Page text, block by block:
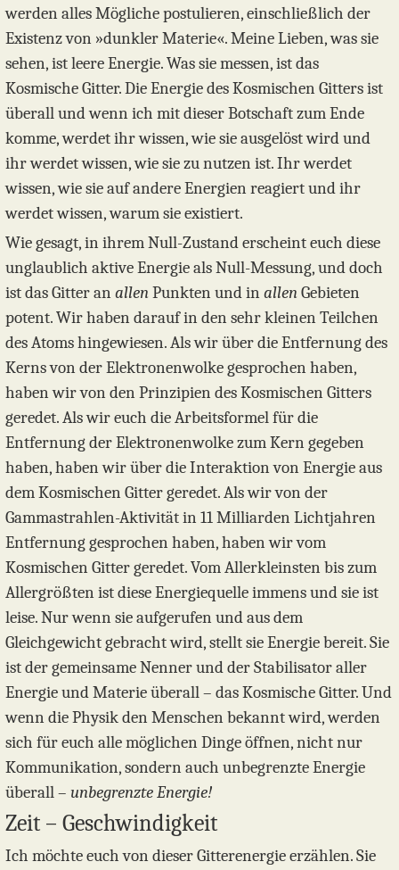
werden alles Mögliche postulieren, einschließlich der
Existenz von »dunkler Materie«. Meine Lieben, was sie
sehen, ist leere Energie. Was sie messen, ist das
Kosmische Gitter. Die Energie des Kosmischen Gitters ist
überall und wenn ich mit dieser Botschaft zum Ende
komme, werdet ihr wissen, wie sie ausgelöst wird und
ihr werdet wissen, wie sie zu nutzen ist. Ihr werdet
wissen, wie sie auf andere Energien reagiert und ihr
werdet wissen, warum sie existiert.
Wie gesagt, in ihrem Null-Zustand erscheint euch diese
unglaublich aktive Energie als Null-Messung, und doch
ist das Gitter anallenPunkten und inallenGebieten
potent. Wir haben darauf in den sehr kleinen Teilchen
des Atoms hingewiesen. Als wir über die Entfernung des
Kerns von der Elektronenwolke gesprochen haben,
haben wir von den Prinzipien des Kosmischen Gitters
geredet. Als wir euch die Arbeitsformel für die
Entfernung der Elektronenwolke zum Kern gegeben
haben, haben wir über die Interaktion von Energie aus
dem Kosmischen Gitter geredet. Als wir von der
Gammastrahlen-Aktivität in 11 Milliarden Lichtjahren
Entfernung gesprochen haben, haben wir vom
Kosmischen Gitter geredet. Vom Allerkleinsten bis zum
Allergrößten ist diese Energiequelle immens und sie ist
leise. Nur wenn sie aufgerufen und aus dem
Gleichgewicht gebracht wird, stellt sie Energie bereit. Sie
ist der gemeinsame Nenner und der Stabilisator aller
Energie und Materie überall – das Kosmische Gitter. Und
wenn die Physik den Menschen bekannt wird, werden
sich für euch alle möglichen Dinge öffnen, nicht nur
Kommunikation, sondern auch unbegrenzte Energie
überall – unbegrenzte Energie!
Zeit – Geschwindigkeit
Ich möchte euch von dieser Gitterenergie erzählen. Sie